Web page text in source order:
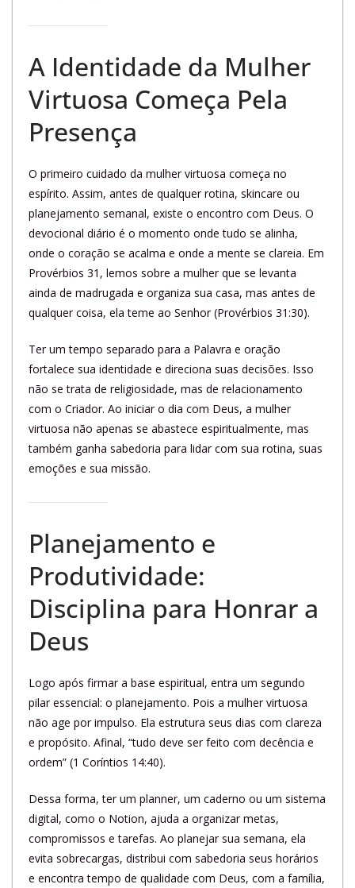
A Identidade da Mulher
Virtuosa Começa Pela
Presença
O primeiro cuidado da mulher virtuosa começa no
espírito. Assim, antes de qualquer rotina, skincare ou
planejamento semanal, existe o encontro com Deus. O
devocional diário é o momento onde tudo se alinha,
onde o coração se acalma e onde a mente se clareia. Em
Provérbios 31, lemos sobre a mulher que se levanta
ainda de madrugada e organiza sua casa, mas antes de
qualquer coisa, ela teme ao Senhor (Provérbios 31:30).
Ter um tempo separado para a Palavra e oração
fortalece sua identidade e direciona suas decisões. Isso
não se trata de religiosidade, mas de relacionamento
com o Criador. Ao iniciar o dia com Deus, a mulher
virtuosa não apenas se abastece espiritualmente, mas
também ganha sabedoria para lidar com sua rotina, suas
emoções e sua missão.
Planejamento e
Produtividade:
Disciplina para Honrar a
Deus
Logo após firmar a base espiritual, entra um segundo
pilar essencial: o planejamento. Pois a mulher virtuosa
não age por impulso. Ela estrutura seus dias com clareza
e propósito. Afinal, “tudo deve ser feito com decência e
ordem” (1 Coríntios 14:40).
Dessa forma, ter um planner, um caderno ou um sistema
digital, como o Notion, ajuda a organizar metas,
compromissos e tarefas. Ao planejar sua semana, ela
evita sobrecargas, distribui com sabedoria seus horários
e encontra tempo de qualidade com Deus, com a família,